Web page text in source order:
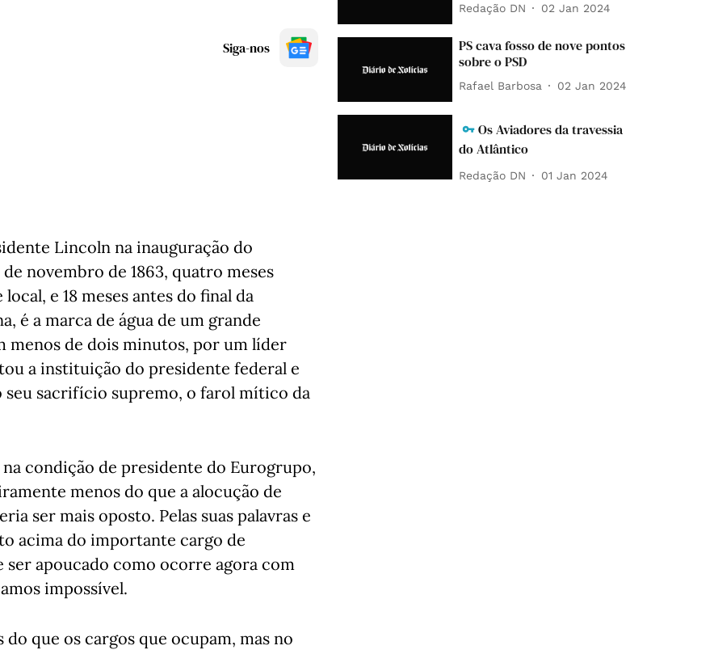
Siga-nos
Lincoln na inauguração do
novembro de 1863, quatro meses
e 18 meses antes do final da
é a marca de água de um grande
menos de dois minutos, por um líder
a instituição do presidente federal e
sacrifício supremo, o farol mítico da
condição de presidente do Eurogrupo,
menos do que a alocução de
ser mais oposto. Pelas suas palavras e
acima do importante cargo de
apoucado como ocorre agora com
impossível.
que os cargos que ocupam, mas no
Redação DN 02 Jan 2024
PS cava fosso de nove pontos
sobre o PSD
Rafael Barbosa 02 Jan 2024
Os Aviadores da travessia
do Atlântico
Redação DN 01 Jan 2024